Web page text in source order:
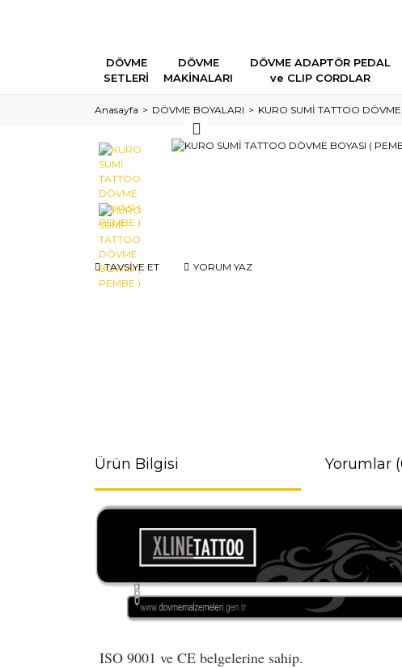
DÖVME
SETLERİ
DÖVME
MAKİNALARI
DÖVME ADAPTÖR PEDAL
ve CLIP CORDLAR
Anasayfa DÖVME BOYALARI KURO SUMİ TATTOO
TAVSİYE ET YORUM YAZ
Ürün Bilgisi Yorumlar
ISO 9001 ve CE belgelerine sahip.